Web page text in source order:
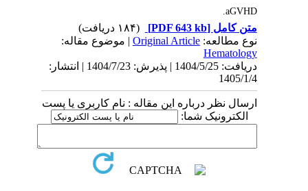
aGVHD.
متن کامل[PDF 643 kb]
نوع مطالعه:Original Article| موضوع مقاله:
Hematology
دریافت: 1404/5/25 | پذیرش: 1404/7/23 | انتشار:
1405/1/4
ارسال نظر درباره این مقاله : نام کاربری یا پست
الکترونیک شما: